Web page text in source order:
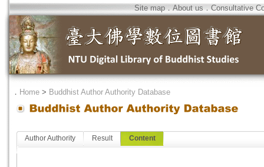
Site map．About us．Consultative
． Home > Buddhist Author Authority Database
Author Authority Result Content